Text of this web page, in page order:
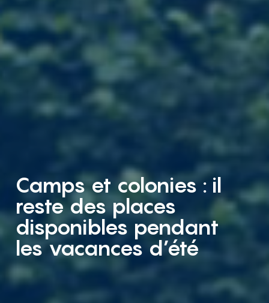
Camps et colonies : il
reste des places
disponibles pendant
les vacances d’été